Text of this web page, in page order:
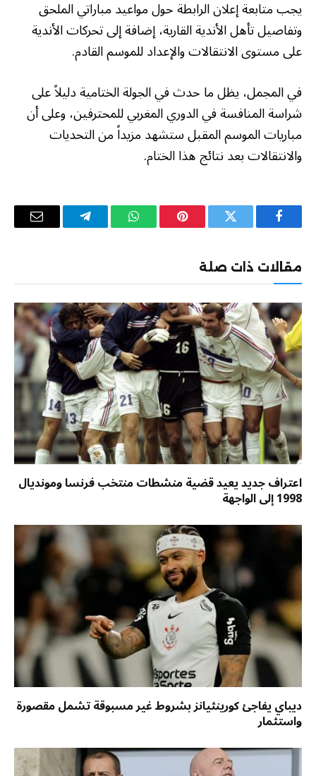
يجب متابعة إعلان الرابطة حول مواعيد مباراتي الملحق
وتفاصيل تأهل الأندية القارية، إضافة إلى تحركات الأندية
على مستوى الانتقالات والإعداد للموسم القادم.
في المجمل، يظل ما حدث في الجولة الختامية دليلاً على
شراسة المنافسة في الدوري المغربي للمحترفين، وعلى أن
مباريات الموسم المقبل ستشهد مزيداً من التحديات
والانتقالات بعد نتائج هذا الختام.
فيسبوك تويتر بينتيريستواتساب تيلقرام
البريد
مقالات ذات صلة
اعتراف جديد يعيد قضية منشطات منتخب فرنسا ومونديال
1998 إلى الواجهة
ديباي يفاجئ كورينثيانز بشروط غير مسبوقة تشمل مقصورة
واستثمار